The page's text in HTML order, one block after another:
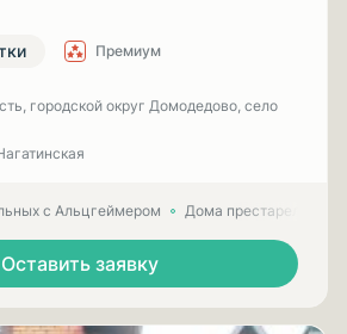
Премиум
городской округ Домодедово, село
с Альцгеймером Дома престарелых
Оставить заявку